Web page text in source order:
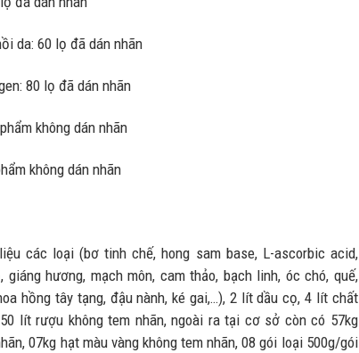
da: 60 lọ đã dán nhãn
80 lọ đã dán nhãn
không dán nhãn
không dán nhãn
các loại (bơ tinh chế, hong sam base, L-ascorbic acid,
giáng hương, mạch môn, cam thảo, bạch linh, óc chó, quế,
hồng tây tạng, đậu nành, ké gai,…), 2 lít dầu cọ, 4 lít chất
lít rượu không tem nhãn, ngoài ra tại cơ sở còn có 57kg
07kg hạt màu vàng không tem nhãn, 08 gói loại 500g/gói